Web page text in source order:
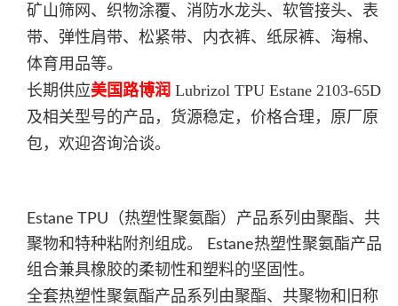
矿山筛网、织物涂覆、消防水龙头、软管接头、表
带、弹性肩带、松紧带、内衣裤、纸尿裤、海棉、
体育用品等。
长期供应美国路博润 Lubrizol TPU Estane 2103-65D
及相关型号的产品，货源稳定，价格合理，原厂原
包，欢迎咨询洽谈。
Estane TPU（热塑性聚氨酯）产品系列由聚酯、共
聚物和特种粘附剂组成。 Estane热塑性聚氨酯产品
组合兼具橡胶的柔韧性和塑料的坚固性。
全套热塑性聚氨酯产品系列由聚酯、共聚物和旧称